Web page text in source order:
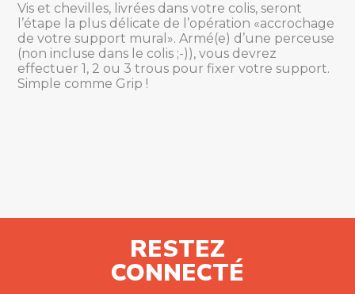
Vis et chevilles, livrées dans votre colis, seront
l’étape la plus délicate de l’opération «accrochage
de votre support mural». Armé(e) d’une perceuse
(non incluse dans le colis ;-)), vous devrez
effectuer 1, 2 ou 3 trous pour fixer votre support.
Simple comme Grip !
RESTEZ
CONNECTÉ